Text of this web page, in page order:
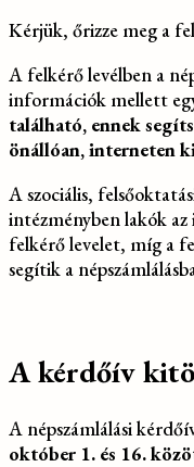
Kérjük, őrizze meg a
A felkérő levélben a
információk mellett
található, ennek
önállóan, interneten
A szociális,
intézményben lakók
felkérő levelet, míg a
segítik a
A kérdőív
A népszámlálási
október 1. és 16.